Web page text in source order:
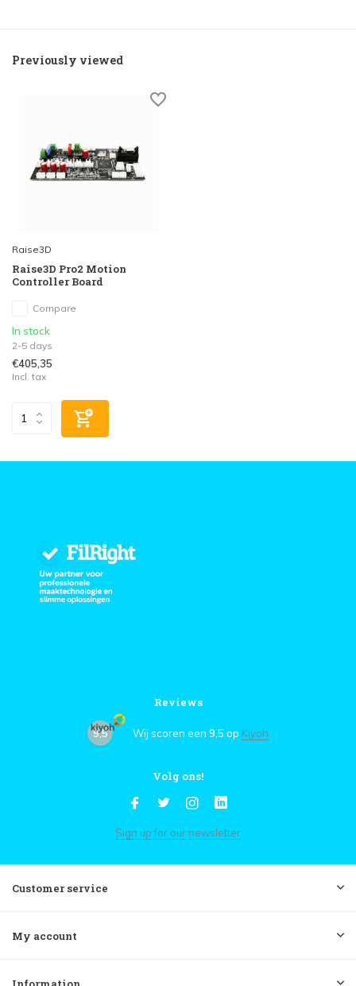
Previously viewed
Raise3D
Raise3D Pro2 Motion
Controller Board
Compare
In stock
2-5 days
€405,35
Incl. tax
Reviews
9,5 Wij scoren een 9,5 op Kiyoh
Volg ons!
Sign up for our newsletter
Customer service
My account